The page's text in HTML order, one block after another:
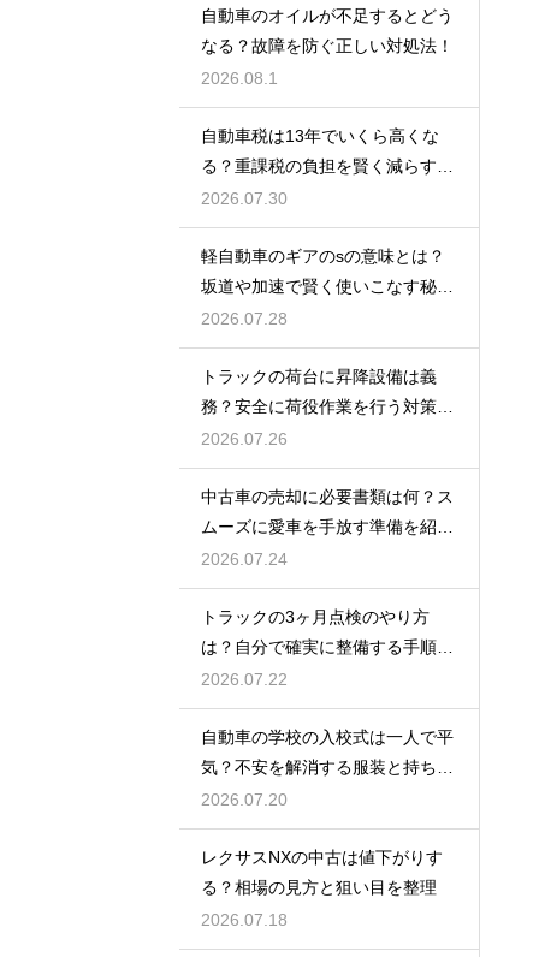
自動車のオイルが不足するとどう
なる？故障を防ぐ正しい対処法！
2026.08.1
自動車税は13年でいくら高くな
る？重課税の負担を賢く減らす秘
訣
2026.07.30
軽自動車のギアのsの意味とは？
坂道や加速で賢く使いこなす秘
訣！
2026.07.28
トラックの荷台に昇降設備は義
務？安全に荷役作業を行う対策を
紹介
2026.07.26
中古車の売却に必要書類は何？ス
ムーズに愛車を手放す準備を紹
介！
2026.07.24
トラックの3ヶ月点検のやり方
は？自分で確実に整備する手順を
紹介
2026.07.22
自動車の学校の入校式は一人で平
気？不安を解消する服装と持ち
物！
2026.07.20
レクサスNXの中古は値下がりす
る？相場の見方と狙い目を整理
2026.07.18